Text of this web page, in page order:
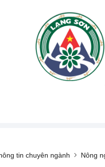
tin chuyên ngành Nông